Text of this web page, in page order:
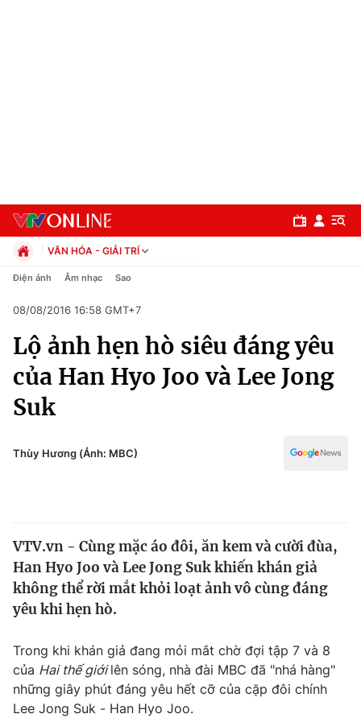
Chuyên mục
Chính trị
Xã hội
Pháp luật
Thế giới
Tin tức
Thế giới đó đây
Câu chuyện quốc tế
Kinh tế
Thị trường
Góc doanh nghiệp
Dữ liệu và đời sống
Truyền hình
VĂN HÓA - GIẢI TRÍ
Chính trị
Pháp luật
Kinh tế
Thể thao
Truyền hình
Văn hóa - Giải trí
Công nghệ
Điện ảnh Âm nhạc Sao
08/08/2016 16:58 GMT+7
Lộ ảnh hẹn hò siêu đáng yêu
của Han Hyo Joo và Lee Jong
Suk
Thùy Hương (Ảnh: MBC)
VTV.vn - Cùng mặc áo đôi, ăn kem và cười đùa,
Han Hyo Joo và Lee Jong Suk khiến khán giả
không thể rời mắt khỏi loạt ảnh vô cùng đáng
yêu khi hẹn hò.
Trong khi khán giả đang mỏi mắt chờ đợi tập 7 và 8
của Hai thế giớilên sóng, nhà đài MBC đã "nhá hàng"
những giây phút đáng yêu hết cỡ của cặp đôi chính
Lee Jong Suk - Han Hyo Joo.